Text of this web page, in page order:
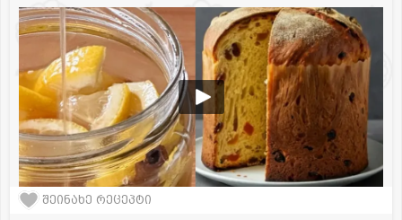
შეინახე რეცეპტი